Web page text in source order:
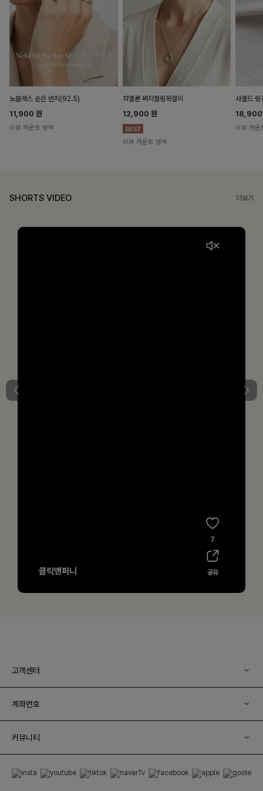
노블레스 순은 반지(92.5)
11,900 원
리뷰 카운트 영역
피엘룬 써지컬링목걸이
12,900 원
리뷰 카운트 영역
사셀드 링
리뷰 카운
SHORTS VIDEO 더보기
고객센터
계좌번호
커뮤니티